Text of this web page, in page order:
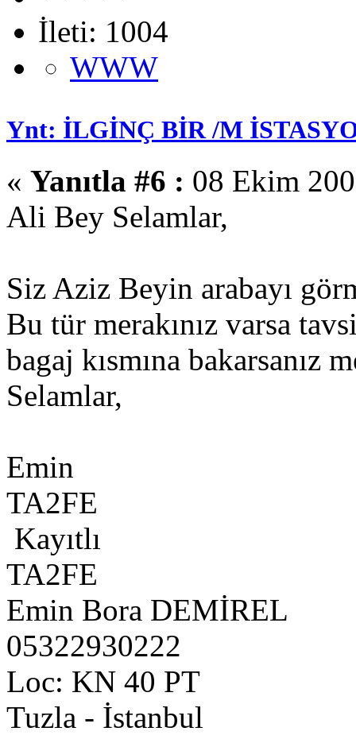
İleti: 1004
WWW
Ynt: İLGİNÇ BİR /M
« Yanıtla #6 : 08 Ekim
Ali Bey Selamlar,
Siz Aziz Beyin arabayı
Bu tür merakınız varsa
bagaj kısmına bakarsanız
Selamlar,
Emin
TA2FE
Kayıtlı
TA2FE
Emin Bora DEMİREL
05322930222
Loc: KN 40 PT
Tuzla - İstanbul